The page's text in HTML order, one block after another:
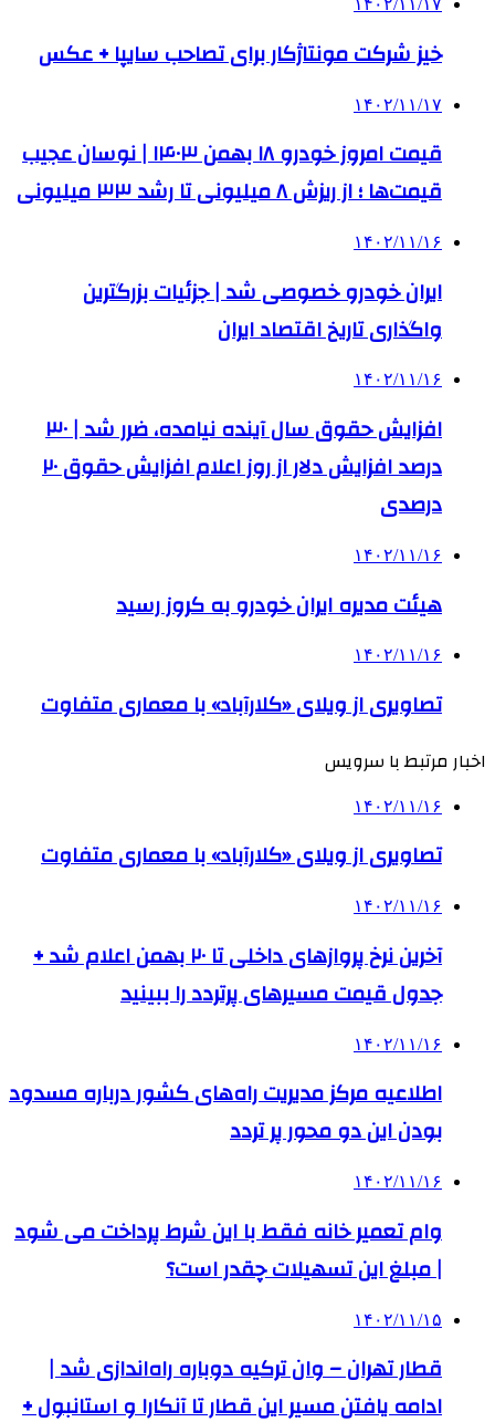
۱۴۰۲/۱۱/۱۷
خیز شرکت مونتاژکار برای تصاحب سایپا + عکس
۱۴۰۲/۱۱/۱۷
قیمت امروز خودرو ۱۸ بهمن ۱۴۰۳ | نوسان عجیب
قیمت‌ها ؛ از ریزش ۸ میلیونی تا رشد ۳۳ میلیونی
۱۴۰۲/۱۱/۱۶
ایران خودرو خصوصی شد | جزئیات بزرگترین
واگذاری تاریخ اقتصاد ایران
۱۴۰۲/۱۱/۱۶
افزایش حقوق سال آینده نیامده، ضرر شد | ۳۰
درصد افزایش دلار از روز اعلام افزایش حقوق ۲۰
درصدی
۱۴۰۲/۱۱/۱۶
هیئت مدیره ایران خودرو به کروز رسید
۱۴۰۲/۱۱/۱۶
تصاویری از ویلای «کلارآباد» با معماری متفاوت
اخبار مرتبط با سرویس
۱۴۰۲/۱۱/۱۶
تصاویری از ویلای «کلارآباد» با معماری متفاوت
۱۴۰۲/۱۱/۱۶
آخرین نرخ پروازهای داخلی تا ۲۰ بهمن اعلام شد +
جدول قیمت مسیرهای پرتردد را ببینید
۱۴۰۲/۱۱/۱۶
اطلاعیه‌ مرکز مدیریت راه‌های کشور درباره مسدود
بودن این دو محور پر تردد
۱۴۰۲/۱۱/۱۶
وام تعمیر خانه فقط با این شرط پرداخت می شود
| مبلغ این تسهیلات چقدر است؟
۱۴۰۲/۱۱/۱۵
قطار تهران – وان ترکیه دوباره راه‌اندازی شد |
ادامه یافتن مسیر این قطار تا آنکارا و استانبول +